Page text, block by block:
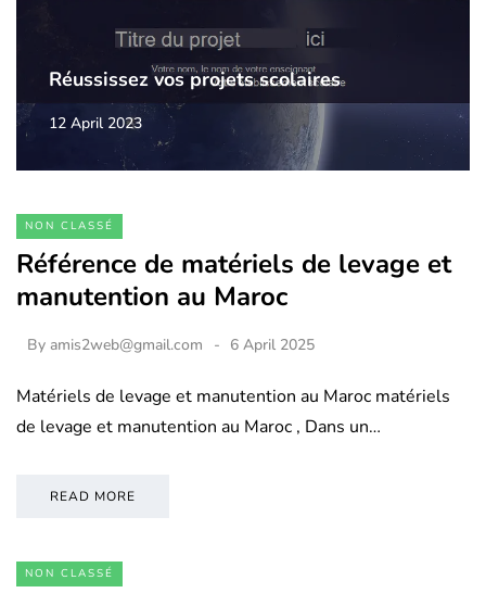
Réussissez vos projets scolaires
12 April 2023
NON CLASSÉ
Référence de matériels de levage et
manutention au Maroc
By amis2web@gmail.com 6 April 2025
Matériels de levage et manutention au Maroc matériels
de levage et manutention au Maroc , Dans un…
READ MORE
NON CLASSÉ